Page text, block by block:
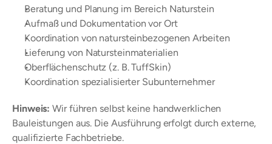
DE | EN
Tuffskin anfordern
Beratung und Planung im Bereich Naturstein
Aufmaß und Dokumentation vor Ort
Koordination von natursteinbezogenen Arbeiten
Lieferung von Natursteinmaterialien
Oberflächenschutz (z. B. TuffSkin)
Koordination spezialisierter Subunternehmer
Hinweis: Wir führen selbst keine handwerklichen
Bauleistungen aus. Die Ausführung erfolgt durch externe,
qualifizierte Fachbetriebe.